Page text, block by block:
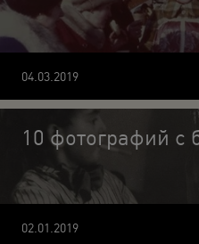
04.03.2019
10 фотографий с
02.01.2019